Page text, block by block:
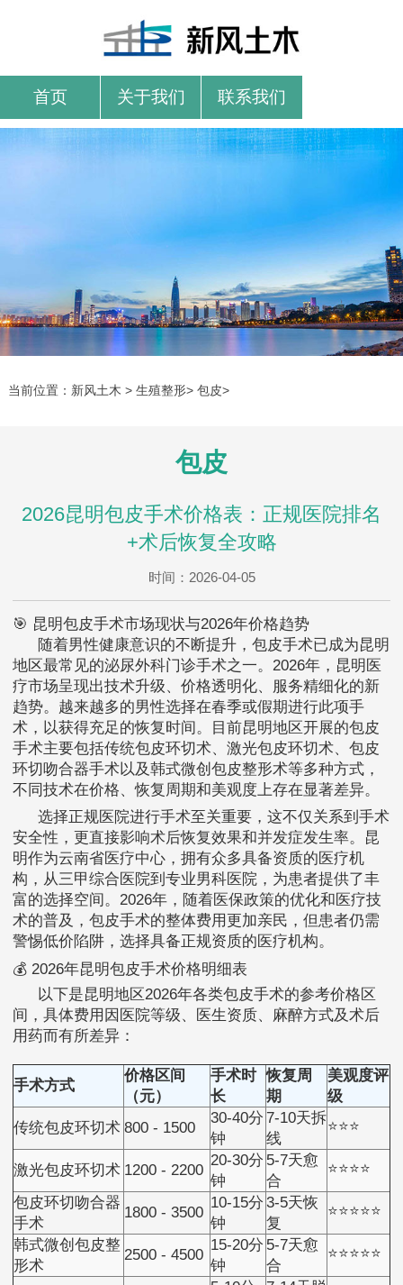
首页 关于我们 联系我们
当前位置： 新风土木 > 生殖整形> 包皮>
包皮
2026昆明包皮手术价格表：正规医院排名
+术后恢复全攻略
时间：2026-04-05
🎯 昆明包皮手术市场现状与2026年价格趋势
随着男性健康意识的不断提升，包皮手术已成为昆明
地区最常见的泌尿外科门诊手术之一。2026年，昆明医
疗市场呈现出技术升级、价格透明化、服务精细化的新
趋势。越来越多的男性选择在春季或假期进行此项手
术，以获得充足的恢复时间。目前昆明地区开展的包皮
手术主要包括传统包皮环切术、激光包皮环切术、包皮
环切吻合器手术以及韩式微创包皮整形术等多种方式，
不同技术在价格、恢复周期和美观度上存在显著差异。
选择正规医院进行手术至关重要，这不仅关系到手术
安全性，更直接影响术后恢复效果和并发症发生率。昆
明作为云南省医疗中心，拥有众多具备资质的医疗机
构，从三甲综合医院到专业男科医院，为患者提供了丰
富的选择空间。2026年，随着医保政策的优化和医疗技
术的普及，包皮手术的整体费用更加亲民，但患者仍需
警惕低价陷阱，选择具备正规资质的医疗机构。
💰 2026年昆明包皮手术价格明细表
以下是昆明地区2026年各类包皮手术的参考价格区
间，具体费用因医院等级、医生资质、麻醉方式及术后
用药而有所差异：
手术方式
价格区间
（元）
手术时
长
恢复周
期
美观度评
级
传统包皮环切术 800 - 1500
30-40分
钟
7-10天拆
线
⭐⭐⭐
激光包皮环切术 1200 - 2200
20-30分
钟
5-7天愈
合
⭐⭐⭐⭐
包皮环切吻合器
手术
1800 - 3500
10-15分
钟
3-5天恢
复
⭐⭐⭐⭐⭐
韩式微创包皮整
形术
2500 - 4500
15-20分
钟
5-7天愈
合
⭐⭐⭐⭐⭐